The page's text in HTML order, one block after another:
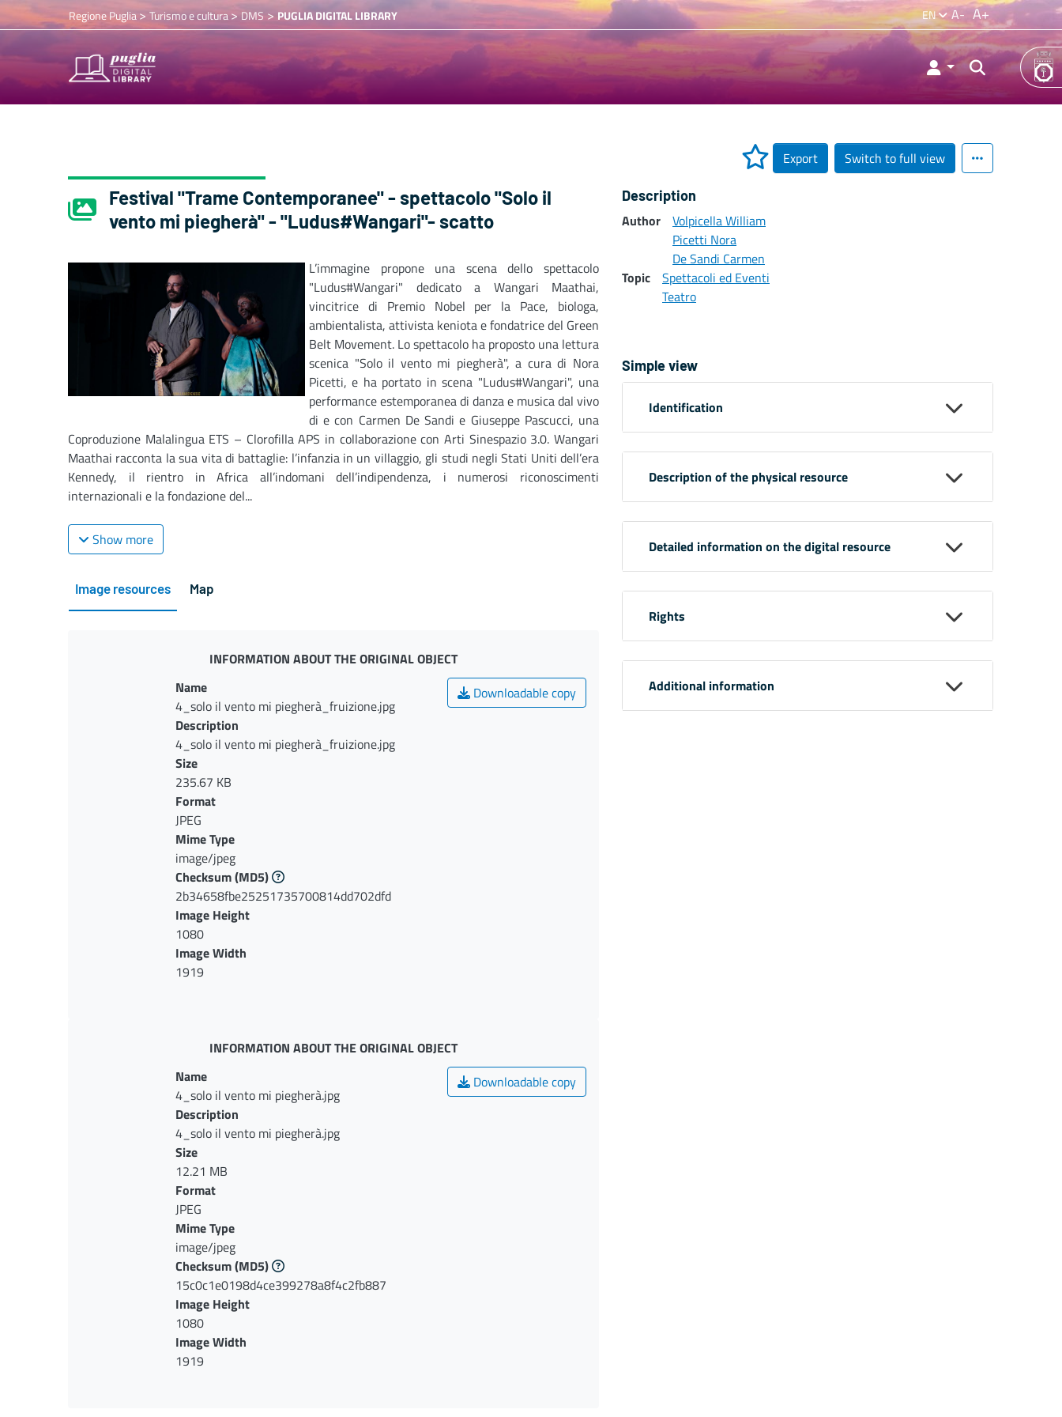
Regione Puglia> Turismo e cultura>DMS > PUGLIA DIGITAL LIBRARY EN A- A+
Export Switch to full view
Festival "Trame Contemporanee" - spettacolo "Solo il
vento mi piegherà" - "Ludus#Wangari"- scatto
L’immagine propone una scena dello spettacolo
"Ludus#Wangari" dedicato a Wangari Maathai,
vincitrice di Premio Nobel per la Pace, biologa,
ambientalista, attivista keniota e fondatrice del Green
Belt Movement. Lo spettacolo ha proposto una lettura
scenica "Solo il vento mi piegherà", a cura di Nora
Picetti, e ha portato in scena "Ludus#Wangari", una
performance estemporanea di danza e musica dal vivo
di e con Carmen De Sandi e Giuseppe Pascucci, una
Coproduzione Malalingua ETS – Clorofilla APS in collaborazione con Arti Sinespazio 3.0. Wangari
Maathai racconta la sua vita di battaglie: l’infanzia in un villaggio, gli studi negli Stati Uniti dell’era
Kennedy, il rientro in Africa all’indomani dell’indipendenza, i numerosi riconoscimenti
internazionali e la fondazione del...
Show more
Image resources Map
INFORMATION ABOUT THE ORIGINAL OBJECT
Downloadable copy
Name
4_solo il vento mi piegherà_fruizione.jpg
Description
4_solo il vento mi piegherà_fruizione.jpg
Size
235.67 KB
Format
JPEG
Mime Type
image/jpeg
Checksum(MD5)
2b34658fbe25251735700814dd702dfd
Image Height
1080
Image Width
1919
INFORMATION ABOUT THE ORIGINAL OBJECT
Downloadable copy
Name
4_solo il vento mi piegherà.jpg
Description
4_solo il vento mi piegherà.jpg
Size
12.21 MB
Format
JPEG
Mime Type
image/jpeg
Checksum(MD5)
15c0c1e0198d4ce399278a8f4c2fb887
Image Height
1080
Image Width
1919
Description
Author
Volpicella William
Picetti Nora
De Sandi Carmen
Topic
Spettacoli ed Eventi
Teatro
Simple view
Identification
Description of the physical resource
Detailed information on the digital resource
Rights
Additional information